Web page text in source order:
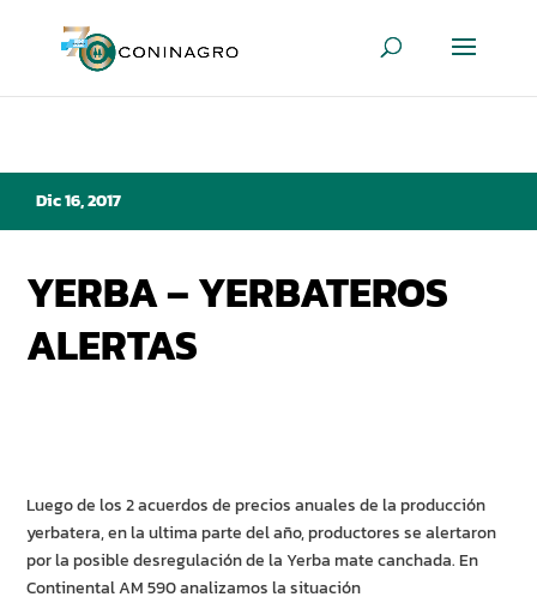
Dic 16, 2017
YERBA – YERBATEROS
ALERTAS
Luego de los 2 acuerdos de precios anuales de la producción
yerbatera, en la ultima parte del año, productores se alertaron
por la posible desregulación de la Yerba mate canchada. En
Continental AM 590 analizamos la situación